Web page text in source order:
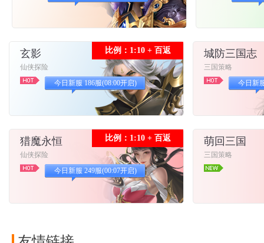
比例：1:10 + 百返
玄影
仙侠探险
今日新服 186服(08:00开启)
城防三国志
三国策略
今日新
比例：1:10 + 百返
猎魔永恒
仙侠探险
今日新服 249服(00:07开启)
萌回三国
三国策略